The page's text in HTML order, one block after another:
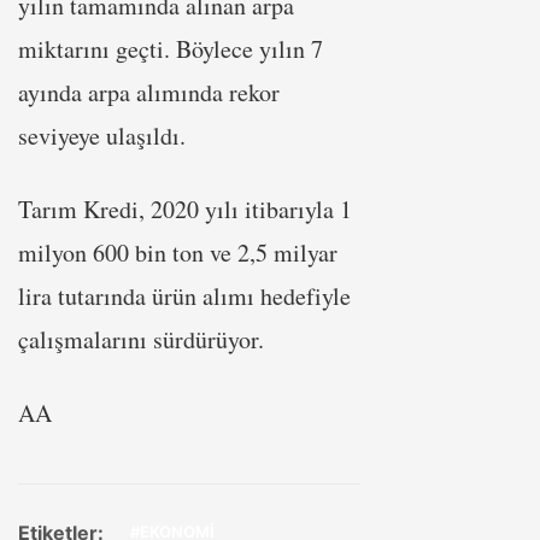
miktarını geçti. Böylece yılın 7
ayında arpa alımında rekor
seviyeye ulaşıldı.
Tarım Kredi, 2020 yılı itibarıyla 1
milyon 600 bin ton ve 2,5 milyar
lira tutarında ürün alımı hedefiyle
çalışmalarını sürdürüyor.
AA
Etiketler: